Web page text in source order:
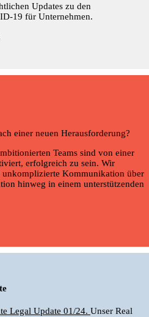
Updates zu den
19 für Unternehmen.
einer neuen Herausforderung?
Teams sind von einer
erfolgreich zu sein. Wir
unkomplizierte Kommunikation über
hinweg in einem unterstützenden
Legal Update 01/24. Unser Real